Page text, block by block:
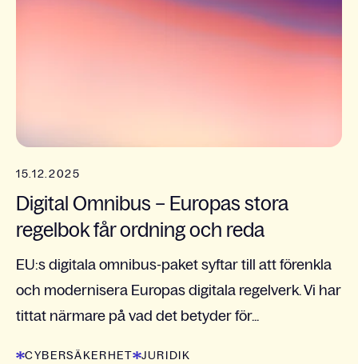
15.12.2025
Digital Omnibus – Europas stora
regelbok får ordning och reda
EU:s digitala omnibus-paket syftar till att förenkla
och modernisera Europas digitala regelverk. Vi har
tittat närmare på vad det betyder för...
CYBERSÄKERHET JURIDIK